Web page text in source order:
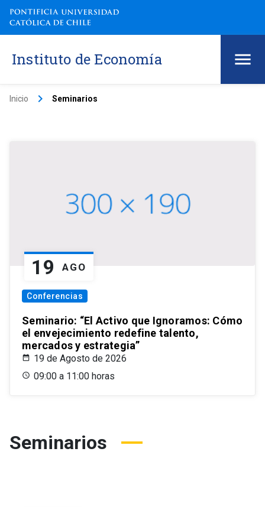
Instituto de Economía
Inicio keyboard_arrow_right Seminarios
19 AGO
Conferencias
Seminario: “El Activo que Ignoramos: Cómo
el envejecimiento redefine talento,
mercados y estrategia”
19 de Agosto de 2026
09:00 a 11:00 horas
Seminarios